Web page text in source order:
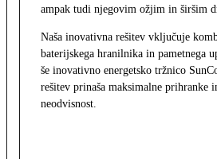
ampak tudi njegovim ožjim in širšim
Naša inovativna rešitev vključuje
baterijskega hranilnika in pametnega
še inovativno energetsko tržnico
rešitev prinaša maksimalne prihranke
neodvisnost.